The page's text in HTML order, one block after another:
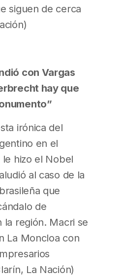
siguen de cerca
con Vargas
hay que
irónica del
en el
hizo el Nobel
al caso de la
que
de
la región. Macri se
La Moncloa con
La Nación)